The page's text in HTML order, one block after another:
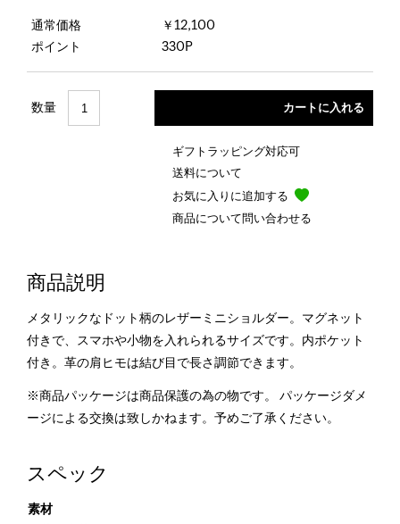
通常価格
￥12,100
ポイント
330P
数量
ギフトラッピング対応可
送料について
お気に入りに追加する
商品について問い合わせる
商品説明
メタリックなドット柄のレザーミニショルダー。マグネット
付きで、スマホや小物を入れられるサイズです。内ポケット
付き。革の肩ヒモは結び目で長さ調節できます。
※商品パッケージは商品保護の為の物です。 パッケージダメ
ージによる交換は致しかねます。予めご了承ください。
スペック
素材